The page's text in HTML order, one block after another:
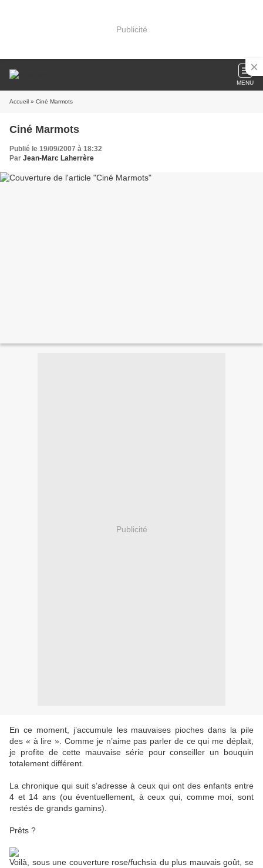
Publicité
MENU
Accueil » Ciné Marmots
Ciné Marmots
Publié le 19/09/2007 à 18:32
Par Jean-Marc Laherrère
Publicité
En ce moment, j’accumule les mauvaises pioches dans la pile
des « à lire ». Comme je n’aime pas parler de ce qui me déplait,
je profite de cette mauvaise série pour conseiller un bouquin
totalement différent.
La chronique qui suit s’adresse à ceux qui ont des enfants entre
4 et 14 ans (ou éventuellement, à ceux qui, comme moi, sont
restés de grands gamins).
Prêts ?
Voilà, sous une couverture rose/fuchsia du plus mauvais goût, se